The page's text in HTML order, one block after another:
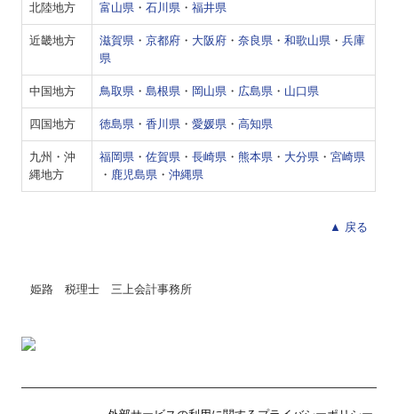
経営革新等支援機関とは
経営改善オンデマンド講座
セーブ・ザ・チルドレン
姫路 税理士 三上会計事務所
北陸地方 富山県 ・石川県 ・福井県
近畿地方 滋賀県 ・京都府 ・ 大阪府 ・奈良県 ・和歌山県 ・兵庫
県
中国地方 鳥取県 ・島根県 ・ 岡山県 ・ 広島県 ・ 山口県
四国地方 徳島県 ・香川県 ・愛媛県 ・高知県
九州・沖
縄地方
福岡県 ・佐賀県 ・長崎県 ・熊本県 ・ 大分県 ・宮崎県
・ 鹿児島県 ・沖縄県
▲ 戻る